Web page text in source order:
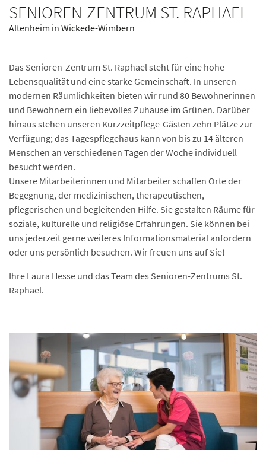
SENIOREN-ZENTRUM ST. RAPHAEL
Altenheim in Wickede-Wimbern
Das Senioren-Zentrum St. Raphael steht für eine hohe
Lebensqualität und eine starke Gemeinschaft. In unseren
modernen Räumlichkeiten bieten wir rund 80 Bewohnerinnen
und Bewohnern ein liebevolles Zuhause im Grünen. Darüber
hinaus stehen unseren Kurzzeitpflege-Gästen zehn Plätze zur
Verfügung; das Tagespflegehaus kann von bis zu 14 älteren
Menschen an verschiedenen Tagen der Woche individuell
besucht werden.
Unsere Mitarbeiterinnen und Mitarbeiter schaffen Orte der
Begegnung, der medizinischen, therapeutischen,
pflegerischen und begleitenden Hilfe. Sie gestalten Räume für
soziale, kulturelle und religiöse Erfahrungen. Sie können bei
uns jederzeit gerne weiteres Informationsmaterial anfordern
oder uns persönlich besuchen. Wir freuen uns auf Sie!
Ihre Laura Hesse und das Team des Senioren-Zentrums St.
Raphael.